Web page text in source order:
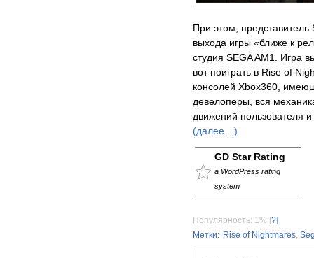
При этом,
выхода игры «ближе к
студия SEGA AM1. Игра
вот поиграть в Rise of
консолей Xbox360,
девелоперы, вся
движений пользователя
(далее…)
GD Star Rating
a WordPress rating
system
Популярность: 1% [?]
Метки: Rise of Nightmares,